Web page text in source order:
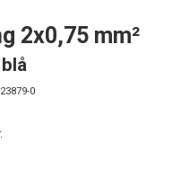
2x0,75 mm²
23879-0